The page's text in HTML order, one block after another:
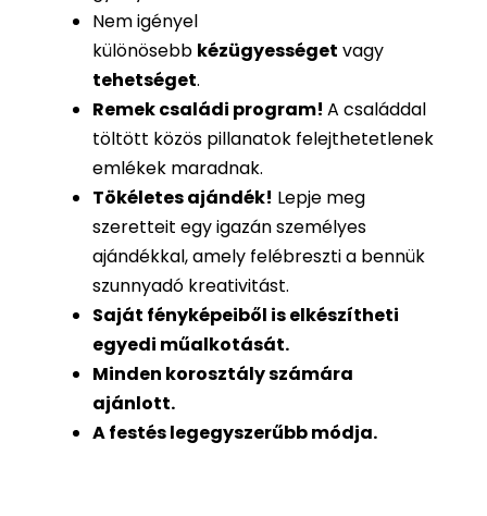
Nem igényel
különösebb kézügyességet vagy
tehetséget.
Remek családi program! A családdal
töltött közös pillanatok felejthetetlenek
emlékek maradnak.
Tökéletes ajándék! Lepje meg
szeretteit egy igazán személyes
ajándékkal, amely felébreszti a bennük
szunnyadó kreativitást.
Saját fényképeiből iselkészítheti
egyedi műalkotását.
Minden korosztály számára
ajánlott.
A festés legegyszerűbb módja.